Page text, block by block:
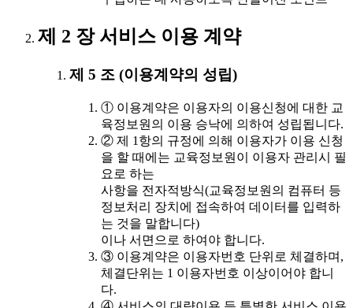
제 2 장 서비스 이용 계약
제 5 조 (이용계약의 성립)
① 이용계약은 이용자의 이용신청에 대한 교
육정보원의 이용 승낙에 의하여 성립됩니다.
② 제 1항의 규정에 의해 이용자가 이용 신청
을 할 때에는 교육정보원이 이용자 관리시 필
요로 하는
사항을 전자적방식(교육정보원의 컴퓨터 등
정보처리 장치에 접속하여 데이터를 입력하
는 것을 말합니다)
이나 서면으로 하여야 합니다.
③ 이용계약은 이용자번호 단위로 체결하며,
체결단위는 1 이용자번호 이상이어야 합니
다.